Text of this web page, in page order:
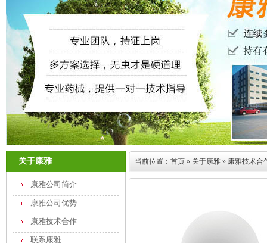
关于康雅
康雅公司简介
康雅公司优势
康雅技术合作
联系康雅
当前位置： 首页 » 关于康雅 » 康雅技术合